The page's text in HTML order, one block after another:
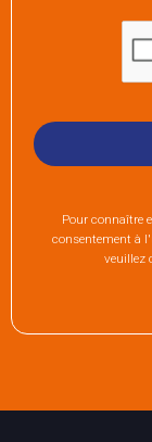
Pour connaître
consentement à
veuillez